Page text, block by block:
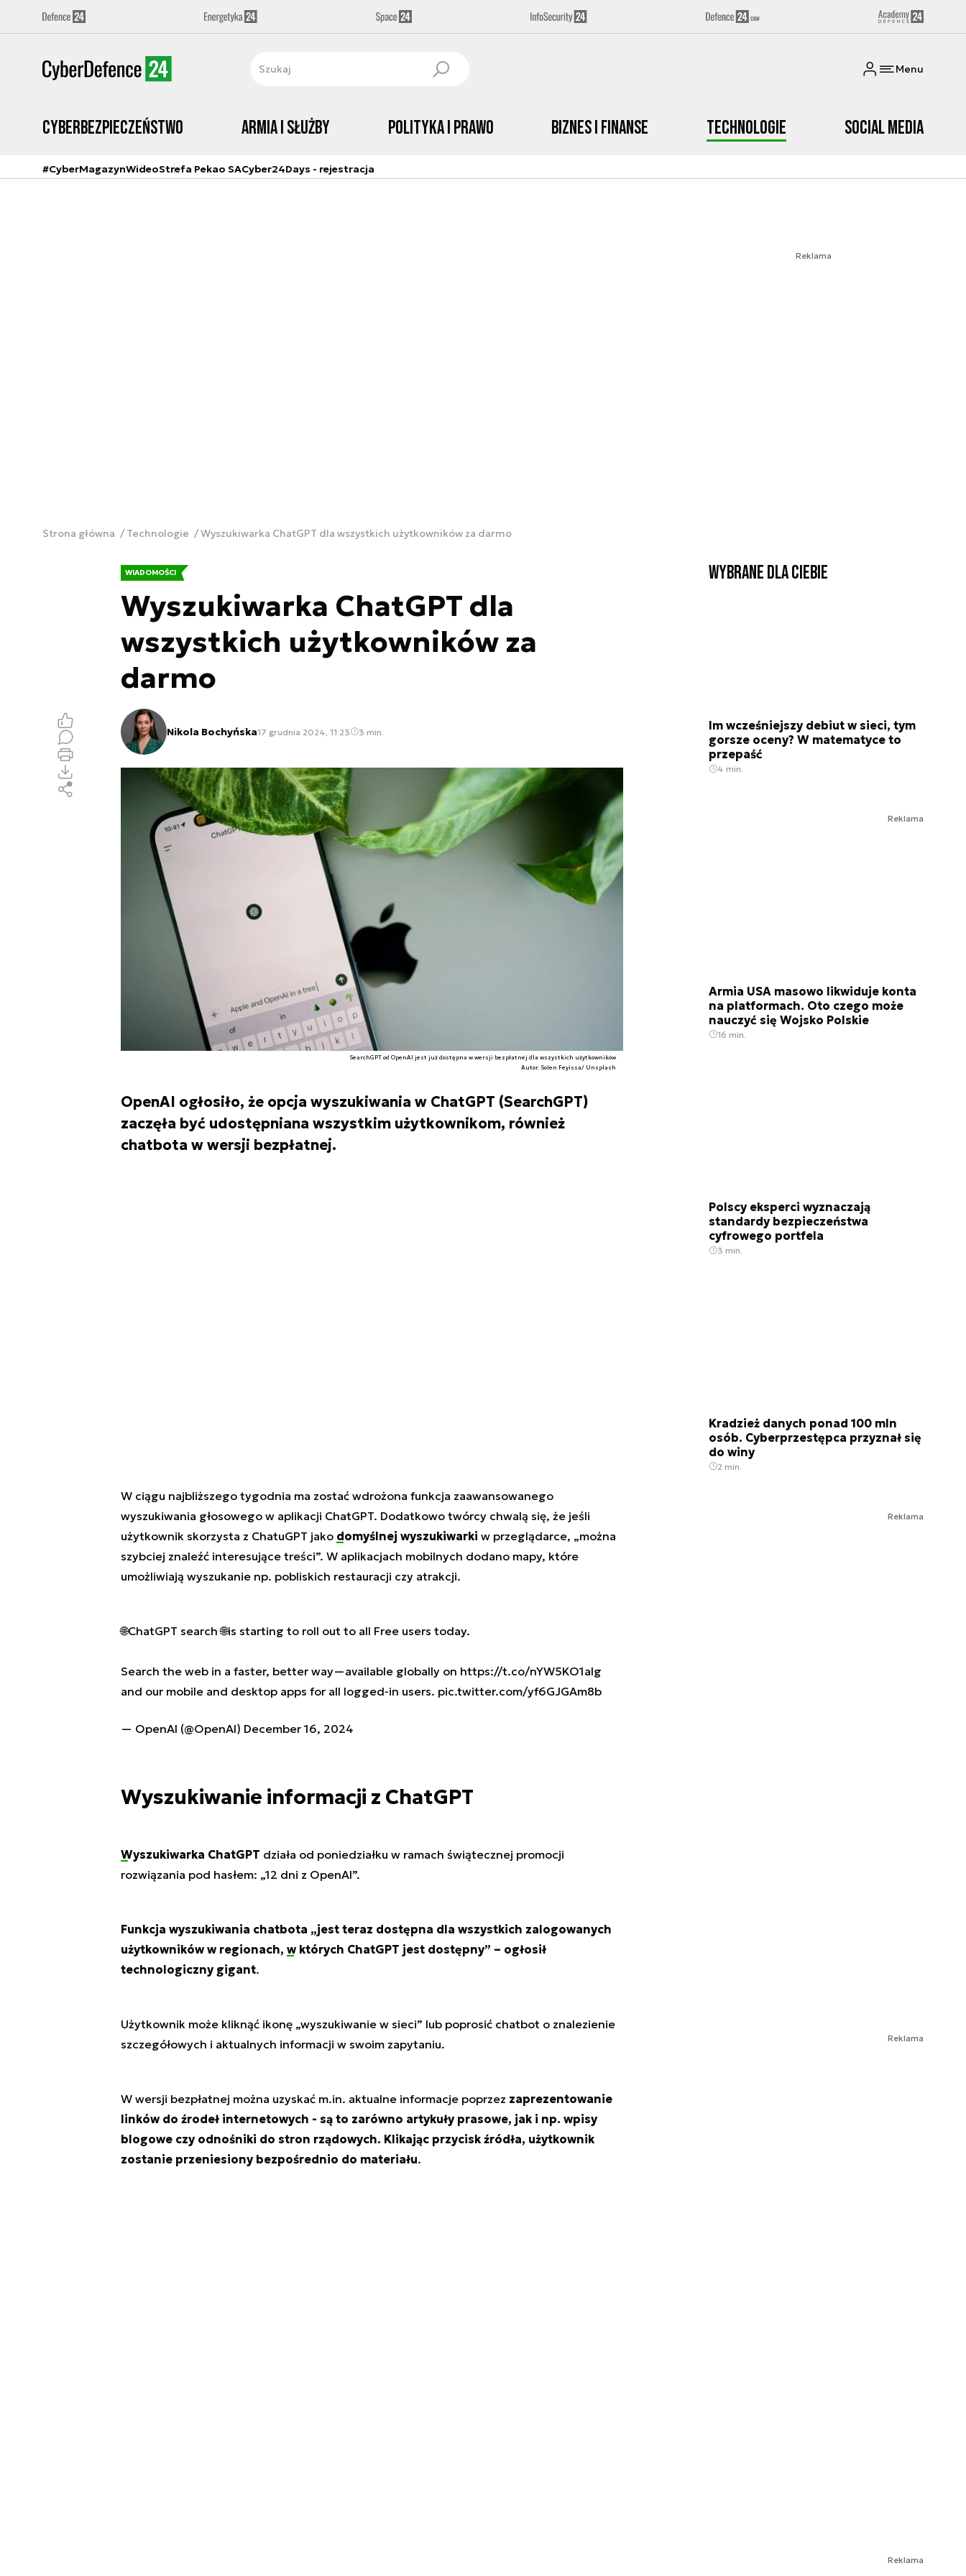
Menu
Cyberbezpieczeństwo Armia i Służby Polityka i prawo Biznes i Finanse Technologie Social media
#CyberMagazynWideoStrefa Pekao SACyber24Days - rejestracja
Reklama
Strona główna Technologie Wyszukiwarka ChatGPT dla wszystkich użytkowników za darmo
WIADOMOŚCI
Wyszukiwarka ChatGPT dla
wszystkich użytkowników za
darmo
Nikola Bochyńska17 grudnia 2024, 11:23 3 min.
SearchGPT od OpenAI jest już dostępna w wersji bezpłatnej dla wszystkich użytkowników
Autor. Solen Feyissa/ Unsplash
OpenAI ogłosiło, że opcja wyszukiwania w ChatGPT (SearchGPT)
zaczęła być udostępniana wszystkim użytkownikom, również
chatbota w wersji bezpłatnej.
W ciągu najbliższego tygodnia ma zostać wdrożona funkcja zaawansowanego
wyszukiwania głosowego w aplikacji ChatGPT. Dodatkowo twórcy chwalą się, że jeśli
użytkownik skorzysta z ChatuGPT jako domyślnej wyszukiwarki w przeglądarce, „można
szybciej znaleźć interesujące treści”. W aplikacjach mobilnych dodano mapy, które
umożliwiają wyszukanie np. pobliskich restauracji czy atrakcji.
🌐ChatGPT search 🌐is starting to roll out to all Free users today.
Search the web in a faster, better way—available globally on https://t.co/nYW5KO1aIg
and our mobile and desktop apps for all logged-in users. pic.twitter.com/yf6GJGAm8b
— OpenAI (@OpenAI) December 16, 2024
Wyszukiwanie informacji z ChatGPT
Wyszukiwarka ChatGPT działa od poniedziałku w ramach świątecznej promocji
rozwiązania pod hasłem: „12 dni z OpenAI”.
Funkcja wyszukiwania chatbota „jest teraz dostępna dla wszystkich zalogowanych
użytkowników w regionach, w których ChatGPT jest dostępny” – ogłosił
technologiczny gigant.
Użytkownik może kliknąć ikonę „wyszukiwanie w sieci” lub poprosić chatbot o znalezienie
szczegółowych i aktualnych informacji w swoim zapytaniu.
W wersji bezpłatnej można uzyskać m.in. aktualne informacje poprzez zaprezentowanie
linków do źrodeł internetowych - są to zarówno artykuły prasowe, jak i np. wpisy
blogowe czy odnośniki do stron rządowych. Klikając przycisk źródła, użytkownik
zostanie przeniesiony bezpośrednio do materiału.
Wybrane dla Ciebie
Im wcześniejszy debiut w sieci, tym
gorsze oceny? W matematyce to
przepaść
4 min.
Reklama
Armia USA masowo likwiduje konta
na platformach. Oto czego może
nauczyć się Wojsko Polskie
16 min.
Polscy eksperci wyznaczają
standardy bezpieczeństwa
cyfrowego portfela
3 min.
Kradzież danych ponad 100 mln
osób. Cyberprzestępca przyznał się
do winy
2 min.
Reklama
Reklama
Reklama